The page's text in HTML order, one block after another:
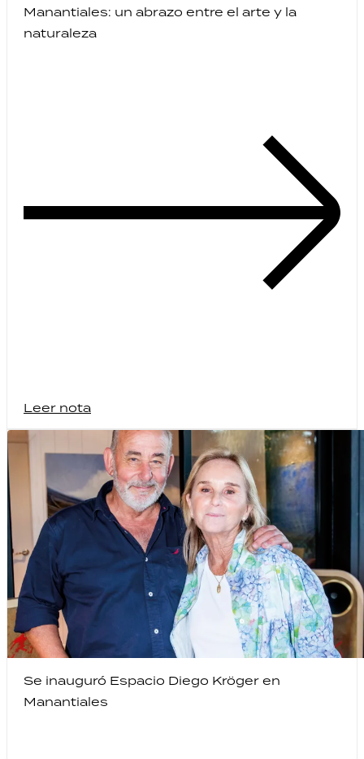
Manantiales: un abrazo entre el arte y la
naturaleza
Leer nota
Se inauguró Espacio Diego Kröger en
Manantiales